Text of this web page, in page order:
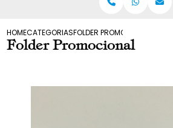
HOMECATEGORIASFOLDER PROMOCIONAL
Folder Promocional